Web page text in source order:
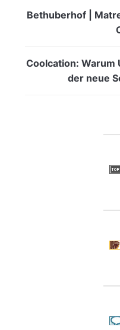
Bethuberhof |
Coolcation: Warum
der neue